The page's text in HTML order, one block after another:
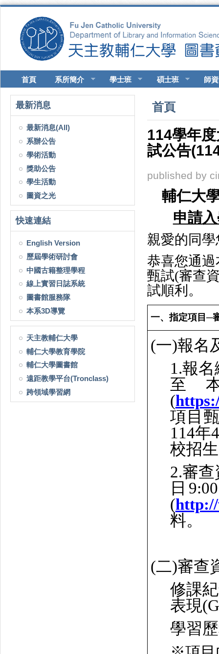
首頁 系所簡介 學士班 碩士班 師
最新消息
最新消息(All)
系辦公告
學術活動
獎助公告
學生活動
圖資之光
快速連結
English Version
歷屆學術研討會
中國古籍整理學程
線上實習日誌系統
圖書館服務隊
本系3D導覽
天主教輔仁大學
輔仁大學教育學院
輔仁大學圖書館
遠距教學平台(Tronclass)
跨領域學習網
您在這裡
首頁
114學年
試公告
published by
輔仁大
申請
親愛的同
恭喜您通
甄試(審查
試順利。
一、指定項目─
(一)報名
1.報名
至
(
項目
114年4
校招
2.審
日 9:00
(http://
料。
(二)審查
修課
表現(G
學習